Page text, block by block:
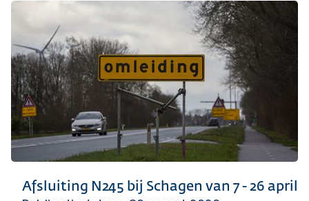
Afsluiting N245 bij Schagen van 7 - 26 april